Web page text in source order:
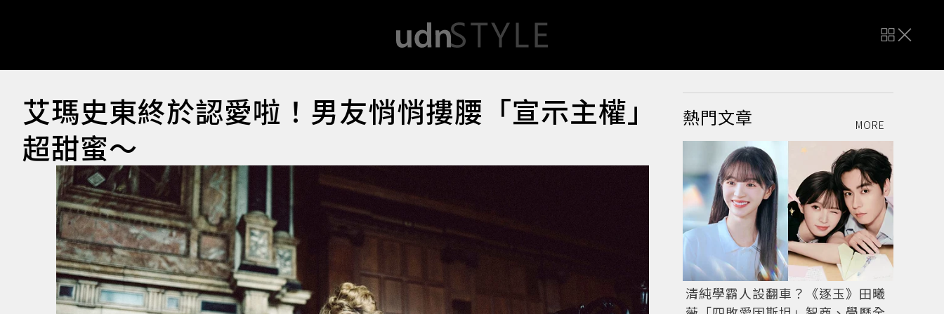
艾瑪史東終於認愛啦！男友悄悄摟腰「宣示主權」
超甜蜜～
熱門文章 MORE
清純學霸人設翻車？《逐玉》田曦